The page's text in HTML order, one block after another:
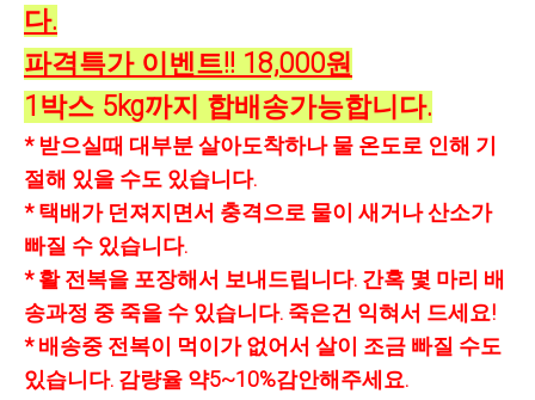
다.
파격특가 이벤트!! 18,000원
1박스 5kg까지 합배송가능합니다.
* 받으실때 대부분 살아도착하나 물 온도로 인해 기
절해 있을 수도 있습니다.
* 택배가 던져지면서 충격으로 물이 새거나 산소가
빠질 수 있습니다.
* 활 전복을 포장해서 보내드립니다. 간혹 몇 마리 배
송과정 중 죽을 수 있습니다. 죽은건 익혀서 드세요!
* 배송중 전복이 먹이가 없어서 살이 조금 빠질 수도
있습니다. 감량율 약5~10%감안해주세요.